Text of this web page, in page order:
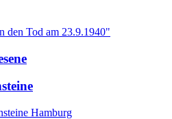
den Tod am 23.9.1940"
Hamburg